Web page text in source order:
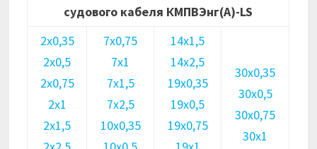
судового кабеля КМПВЭнг(А)-LS
2х0,35
2х0,5
2х0,75
2х1
2х1,5
7х0,75
7х1
7х1,5
7х2,5
10х0,35
14х1,5
14х2,5
19х0,35
19х0,5
19х0,75
30х0,35
30х0,5
30х0,75
30х1